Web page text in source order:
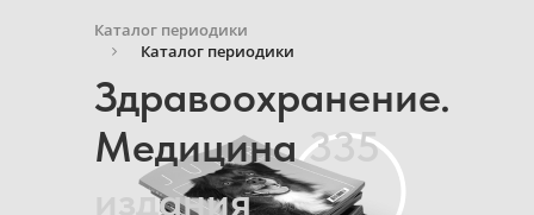
Каталог периодики
Каталог периодики
Здравоохранение.
Медицина335
издания